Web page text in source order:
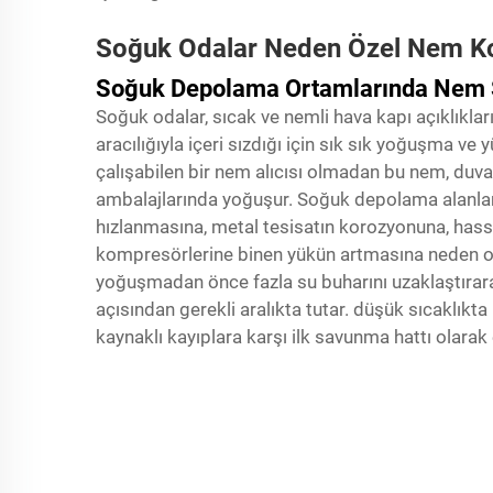
Soğuk Odalar Neden Özel Nem
Soğuk Depolama Ortamlarında Nem
Soğuk odalar, sıcak ve nemli hava kapı
aracılığıyla içeri sızdığı için sık sık yoğuşma
çalışabilen bir nem alıcısı olmadan bu nem,
ambalajlarında yoğuşur. Soğuk depolama
hızlanmasına, metal tesisatın korozyonuna,
kompresörlerine binen yükün artmasına neden
yoğuşmadan önce fazla su buharını
açısından gerekli aralıkta tutar. düşük
kaynaklı kayıplara karşı ilk savunma hattı